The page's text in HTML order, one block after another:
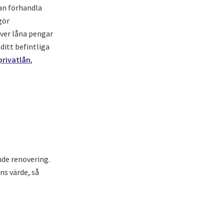
förhandla
låna pengar
ditt befintliga
,
renovering.
värde, så